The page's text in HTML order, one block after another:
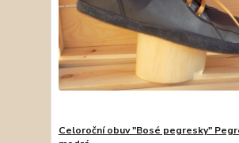
Celoroční obuv "Bosé pegresky"